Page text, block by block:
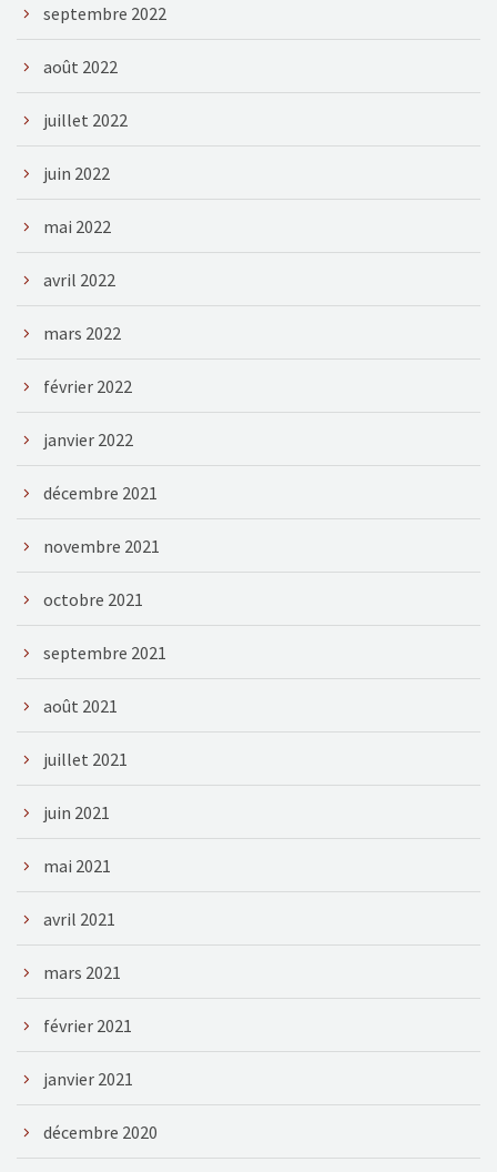
septembre 2022
août 2022
juillet 2022
juin 2022
mai 2022
avril 2022
mars 2022
février 2022
janvier 2022
décembre 2021
novembre 2021
octobre 2021
septembre 2021
août 2021
juillet 2021
juin 2021
mai 2021
avril 2021
mars 2021
février 2021
janvier 2021
décembre 2020